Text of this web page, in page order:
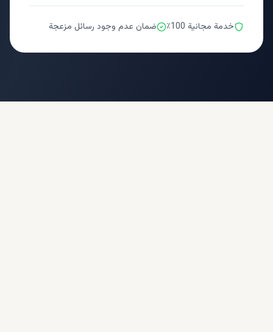
خدمة مجانية 100٪ ضمان عدم وجود رسائل مزعجة